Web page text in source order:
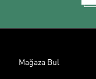
Mağaza Bul